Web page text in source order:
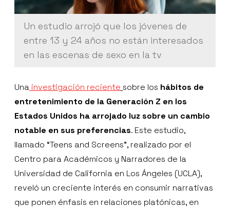
Un estudio arrojó que los jóvenes de
entre 13 y 24 años no están interesados
en las escenas de sexo en la tv
Una investigación reciente sobre los hábitos de
entretenimiento de la Generación Z en los
Estados Unidos ha arrojado luz sobre un cambio
notable en sus preferencias. Este estudio,
llamado “Teens and Screens”, realizado por el
Centro para Académicos y Narradores de la
Universidad de California en Los Ángeles (UCLA),
reveló un creciente interés en consumir narrativas
que ponen énfasis en relaciones platónicas, en